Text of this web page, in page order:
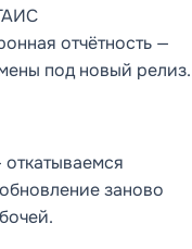
отчётность —
под новый релиз.
заново